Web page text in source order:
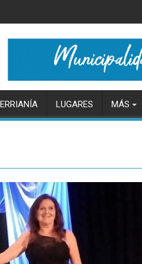
LUGARES MÁS